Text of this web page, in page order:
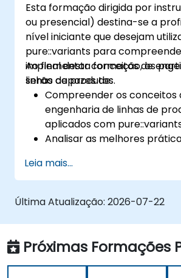
pure::variants e FeatureIDE
Esta formação dirigida por
ou presencial) destina-se a
nível iniciante que desejam
pure::variants para
implementar conceitos de
linhas de produtos.
Ao final desta formação, os
serão capazes de:
Compreender os conceitos
engenharia de linhas de
aplicados com
Analisar as melhores
Implementar um processo
variabilidade (da definição
de variantes)
Utilizar o pure::variants com
como o Microsoft Office
Leia mais...
Última Atualização: 2026-07-22
Próximas Formações